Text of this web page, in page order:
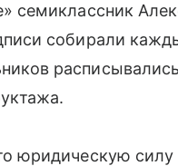
семиклассник
собирали
юридическую